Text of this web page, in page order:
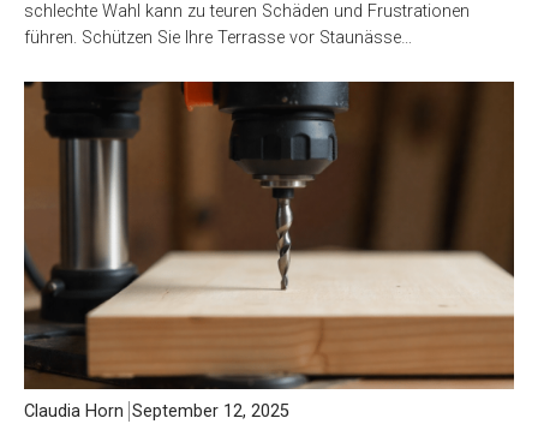
schlechte Wahl kann zu teuren Schäden und Frustrationen
führen. Schützen Sie Ihre Terrasse vor Staunässe…
Claudia Horn September 12, 2025